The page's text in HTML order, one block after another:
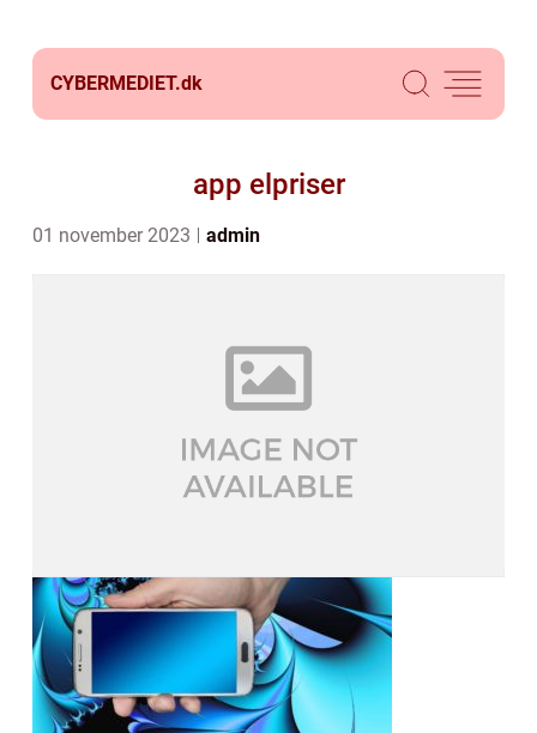
CYBERMEDIET.dk
app elpriser
01 november 2023 admin